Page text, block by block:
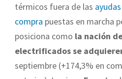
térmicos fuera de las
compra puestas en marcha
posiciona como la nación
electrificados se
septiembre (+174,3% en